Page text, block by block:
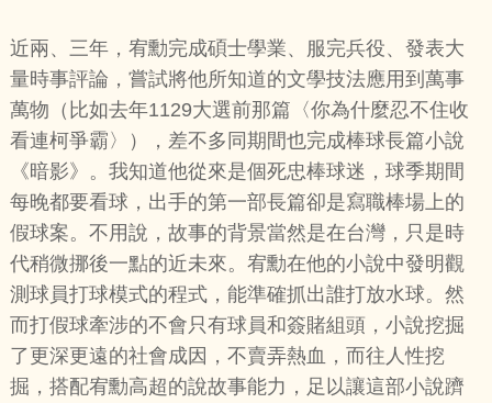
近兩、三年，宥勳完成碩士學業、服完兵役、發表大
量時事評論，嘗試將他所知道的文學技法應用到萬事
萬物（比如去年1129大選前那篇〈你為什麼忍不住收
看連柯爭霸〉），差不多同期間也完成棒球長篇小說
《暗影》。我知道他從來是個死忠棒球迷，球季期間
每晚都要看球，出手的第一部長篇卻是寫職棒場上的
假球案。不用說，故事的背景當然是在台灣，只是時
代稍微挪後一點的近未來。宥勳在他的小說中發明觀
測球員打球模式的程式，能準確抓出誰打放水球。然
而打假球牽涉的不會只有球員和簽賭組頭，小說挖掘
了更深更遠的社會成因，不賣弄熱血，而往人性挖
掘，搭配宥勳高超的說故事能力，足以讓這部小說躋